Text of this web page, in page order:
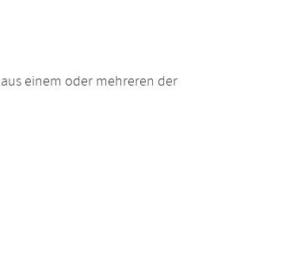
einem oder mehreren der